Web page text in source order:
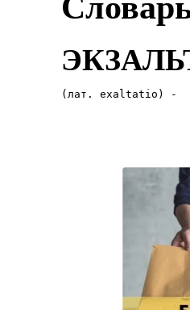
(лат. exaltatio) -